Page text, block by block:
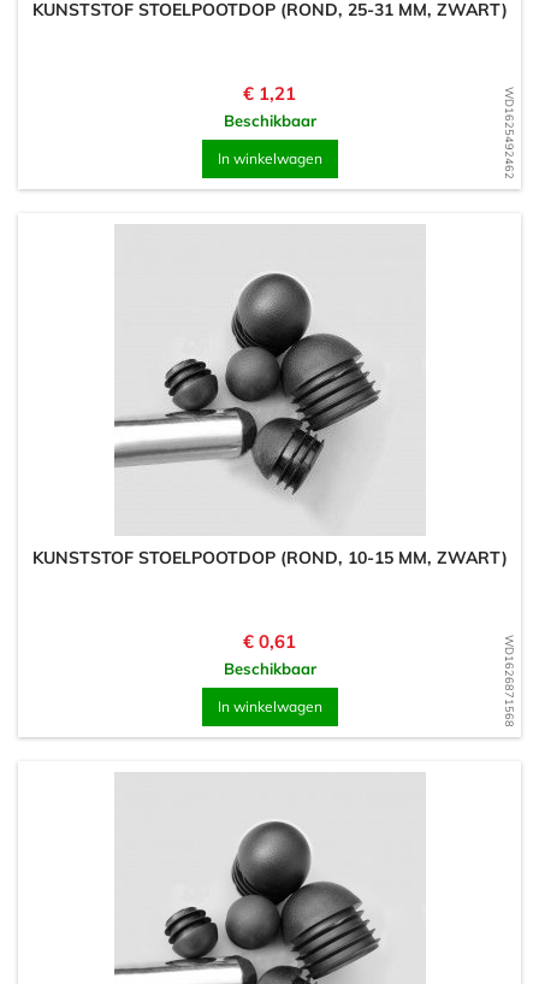
WD1625492462
KUNSTSTOF STOELPOOTDOP (ROND, 25-31 MM, ZWART)
Prijs
€ 1,21
Beschikbaar
In winkelwagen
WD1626871568
KUNSTSTOF STOELPOOTDOP (ROND, 10-15 MM, ZWART)
Prijs
€ 0,61
Beschikbaar
In winkelwagen